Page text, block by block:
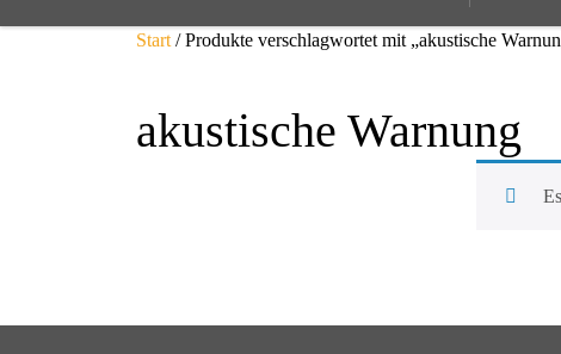
Start / Produkte verschlagwortet mit „akustische
akustische Warnung